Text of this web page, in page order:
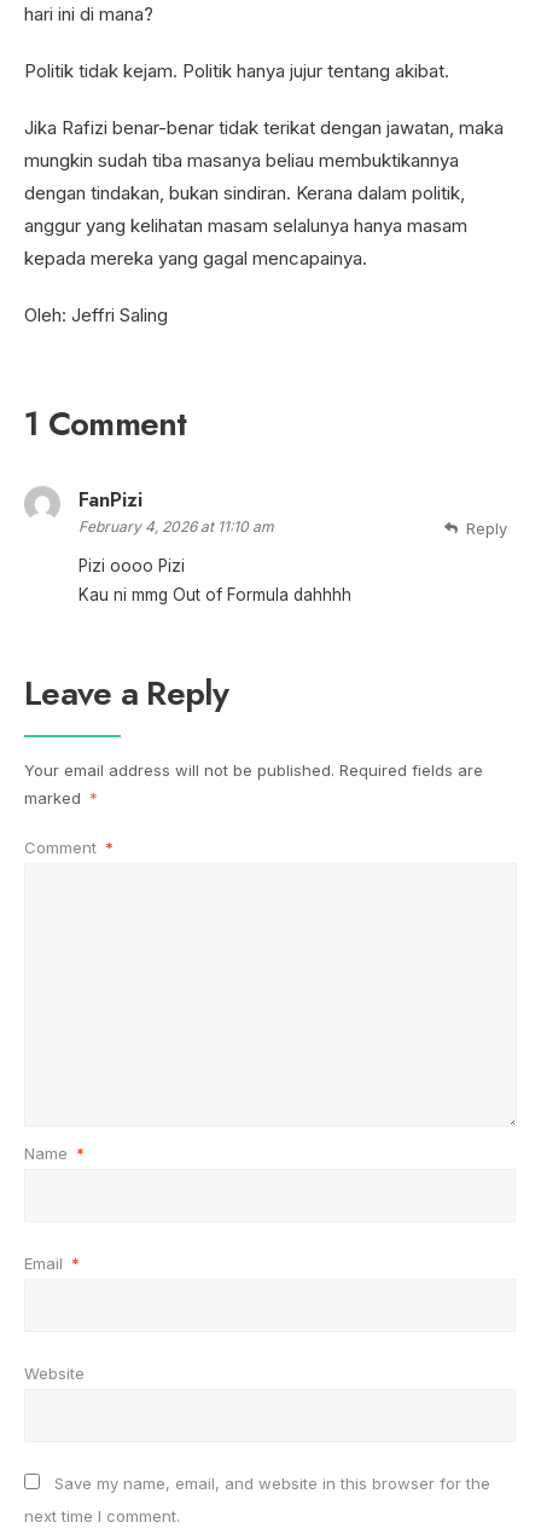
hari ini di mana?
Politik tidak kejam. Politik hanya jujur tentang akibat.
Jika Rafizi benar-benar tidak terikat dengan jawatan, maka
mungkin sudah tiba masanya beliau membuktikannya
dengan tindakan, bukan sindiran. Kerana dalam politik,
anggur yang kelihatan masam selalunya hanya masam
kepada mereka yang gagal mencapainya.
Oleh: Jeffri Saling
1 Comment
FanPizi
February 4, 2026 at 11:10 am
Pizi oooo Pizi
Kau ni mmg Out of Formula dahhhh
Reply
Leave a Reply
Your email address will not be published. Required fields are
marked *
Comment *
Name *
Email *
Website
Save my name, email, and website in this browser for the
next time I comment.